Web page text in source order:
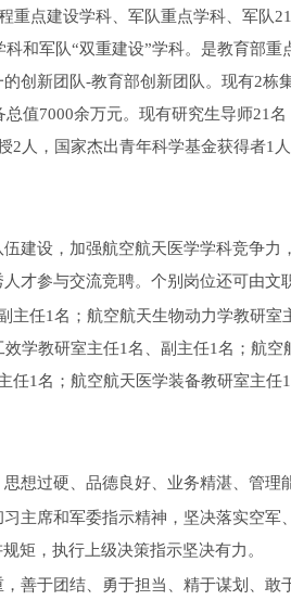
重点建设学科、军队重点学科、军队
和军队“双重建设”学科。是教育部
创新团队-教育部创新团队。现有2栋
值7000余万元。现有研究生导师21
2人，国家杰出青年科学基金获得者1
建设，加强航空航天医学学科竞争
才参与交流竞聘。个别岗位还可由文
主任1名；航空航天生物动力学教研
学教研室主任1名、副主任1名；航
任1名；航空航天医学装备教研室主任
想过硬、品德良好、业务精湛、管理
主席和军委指示精神，坚决落实空军
矩，执行上级决策指示坚决有力。
，善于团结、勇于担当、精于谋划、